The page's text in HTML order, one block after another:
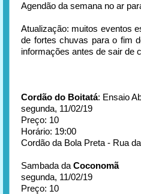
Agendão da semana no ar
Atualização: muitos eventos
de fortes chuvas para o fim
informações antes de sair de
Cordão do Boitatá: Ensaio
segunda, 11/02/19
Preço: 10
Horário: 19:00
Cordão da Bola Preta - Rua
Sambada da Coconomã
segunda, 11/02/19
Preço: 10